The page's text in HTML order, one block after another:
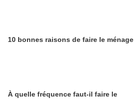
10 bonnes raisons de faire le ménage
À quelle fréquence faut-il faire le